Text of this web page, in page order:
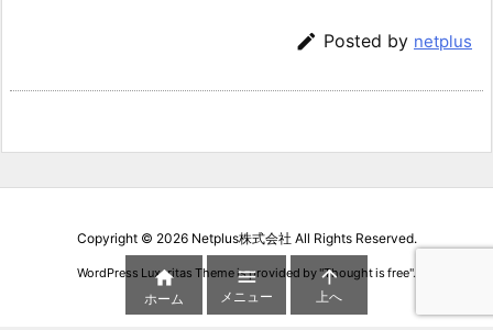
 Posted by netplus
Copyright © 2026 Netplus株式会社 All Rights Reserved.
WordPress Luxeritas Theme is provided by "Thought is free".

ホーム

メニュー

上へ